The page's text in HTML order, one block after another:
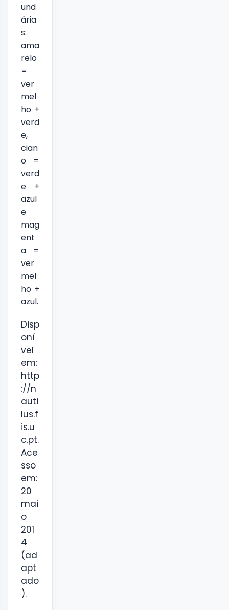
und
ária
s:
ama
relo
=
ver
mel
ho +
verd
e,
cian
o =
verd
e +
azul
e
mag
ent
a =
ver
mel
ho +
azul.
Disp
oní
vel
em:
http
://n
auti
lus.f
is.u
c.pt.
Ace
sso
em:
20
mai
o
201
4
(ad
apt
ado
).